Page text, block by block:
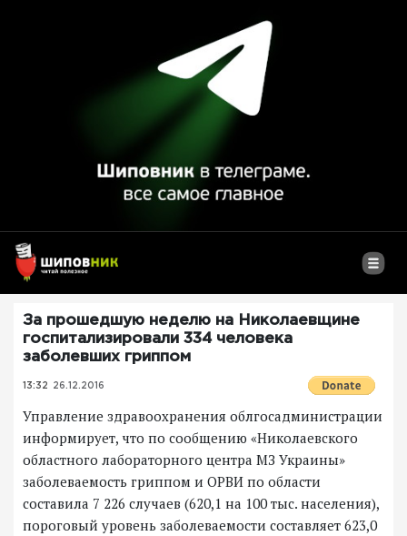
За прошедшую неделю на Николаевщине
госпитализировали 334 человека
заболевших гриппом
13:32 26.12.2016
Управление здравоохранения облгосадминистрации
информирует, что по сообщению «Николаевского
областного лабораторного центра МЗ Украины»
заболеваемость гриппом и ОРВИ по области
составила 7 226 случаев (620,1 на 100 тыс. населения),
пороговый уровень заболеваемости составляет 623,0